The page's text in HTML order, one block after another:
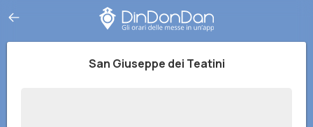
San Giuseppe dei Teatini